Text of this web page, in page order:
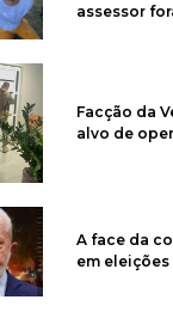
assessor
Facção da
alvo de
A face da
em eleições